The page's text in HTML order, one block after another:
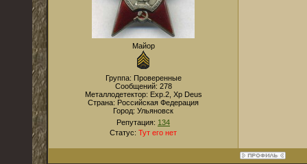
Майор
Группа: Проверенные
Сообщений: 278
Металлодетектор: Exp.2, Xp Deus
Страна: Российская Федерация
Город: Ульяновск
Репутация: 134
Статус: Тут его нет